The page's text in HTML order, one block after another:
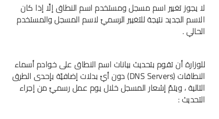
لا يجوز تغيير اسم مسجل ومستخدم اسم النطاق إلّا إذا كان
الاسم الجديد نتيجة للتغيير الرسميّ لاسم المسجل والمستخدم
الحالي .
للوزارة أن تقوم بتحديث بيانات اسم النطاق على خوادم أسماء
النطاقات (DNS Servers) دون أيّ بدلات إضافيّة بإحدى الطرق
التالية ، ويتمّ إشعار المسجل خلال يوم عمل رسميّ من إجراء
التحديث :